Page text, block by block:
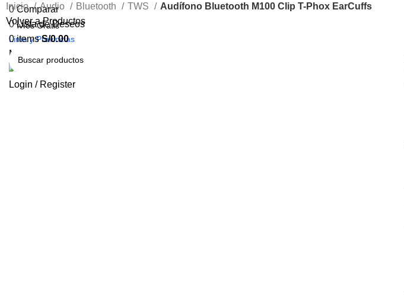
Envíos Gratis
Lima y Provincias
Menu
Login / Register
0 Comparar
0Lista de Deseos
0items S/0.00
Inicio Audio Bluetooth TWS
Audífono Bluetooth M100 Clip T-Phox EarCuffs
Volver a Productos